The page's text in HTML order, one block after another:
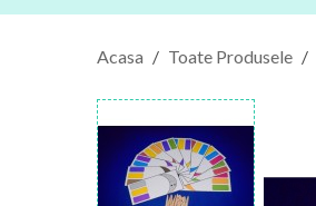
Acasa Toate Produsele